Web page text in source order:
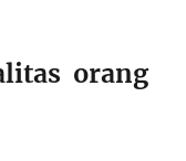
orang